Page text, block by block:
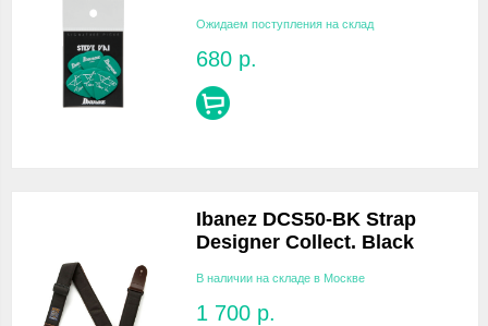
Ожидаем поступления на склад
680 р.
Ibanez DCS50-BK Strap
Designer Collect. Black
В наличии на складе в Москве
1 700 р.